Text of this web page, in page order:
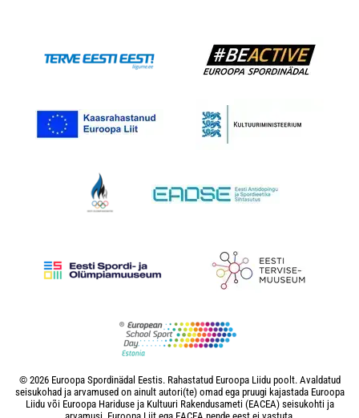
© 2026 Euroopa Spordinädal Eestis. Rahastatud Euroopa Liidu poolt. Avaldatud
seisukohad ja arvamused on ainult autori(te) omad ega pruugi kajastada Euroopa
Liidu või Euroopa Hariduse ja Kultuuri Rakendusameti (EACEA) seisukohti ja